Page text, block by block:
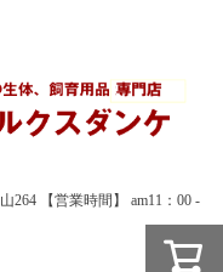
264 【営業時間】 am11：00 -